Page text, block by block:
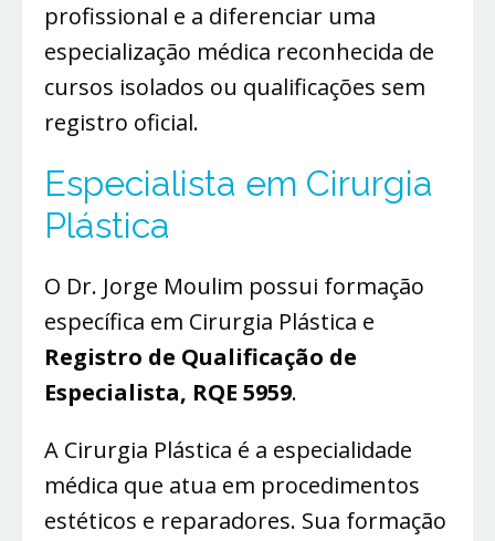
profissional e a diferenciar uma
especialização médica reconhecida de
cursos isolados ou qualificações sem
registro oficial.
Especialista em Cirurgia
Plástica
O Dr. Jorge Moulim possui formação
específica em Cirurgia Plástica e
Registro de Qualificação de
Especialista, RQE 5959.
A Cirurgia Plástica é a especialidade
médica que atua em procedimentos
estéticos e reparadores. Sua formação